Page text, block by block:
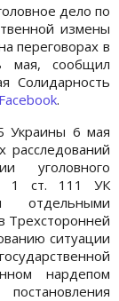
дело по
измены
переговорах в
мая, сообщил
Солидарность
Facebook.
Украины 6 мая
уголовного
1 ст. 111 УК
отдельными
Трехсторонней
ситуации
нардепом